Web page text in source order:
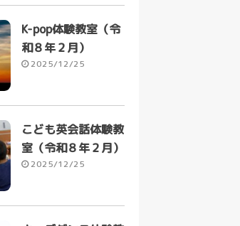
K-pop体験教室（令
和８年２月）
2025/12/25
こども英会話体験教
室（令和８年２月）
2025/12/25